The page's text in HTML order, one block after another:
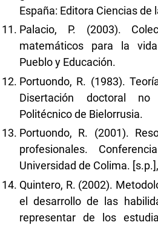
España: Editora Ciencias de
Palacio, P. (2003).
matemáticos para la
Pueblo y Educación.
Portuondo, R. (1983).
Disertación doctoral no
Politécnico de Bielorrusia.
Portuondo, R. (2001).
profesionales.
Universidad de Colima.
Quintero, R. (2002).
el desarrollo de las
representar de los